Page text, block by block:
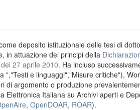
deposito istituzionale delle tesi di
in attuazione dei principi della
27 aprile 2010. Ha incluso
e linguaggi","Misure critiche"),
di argomento o produzione
Elettronica Italiana su Archivi aperti e
, OpenDOAR, ROAR).